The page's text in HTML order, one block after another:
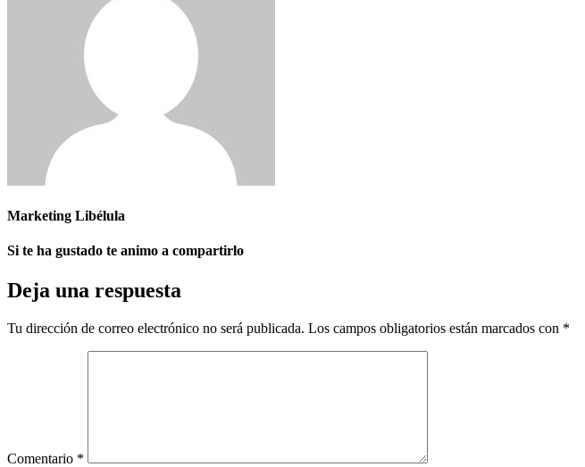
Marketing Libélula
Si te ha gustado te animo a compartirlo
Deja una respuesta
Tu dirección de correo electrónico no será publicada. Los campos obligatorios están marcados con *
Comentario *